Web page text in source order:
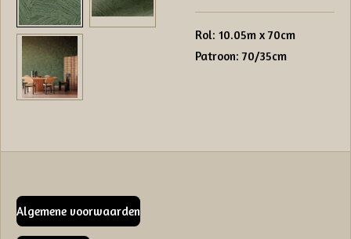
Rol: 10.05m x 70cm
Patroon: 70/35cm
Algemene voorwaarden